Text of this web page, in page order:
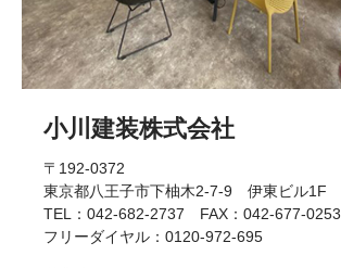
小川建装株式会社
〒192-0372
東京都八王子市下柚木2-7-9 伊東ビル1F
TEL：042-682-2737 FAX：042-677-0253
フリーダイヤル：0120-972-695